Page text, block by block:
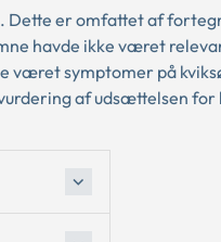
Dette er omfattet af
havde ikke været
været symptomer på
af udsættelsen for